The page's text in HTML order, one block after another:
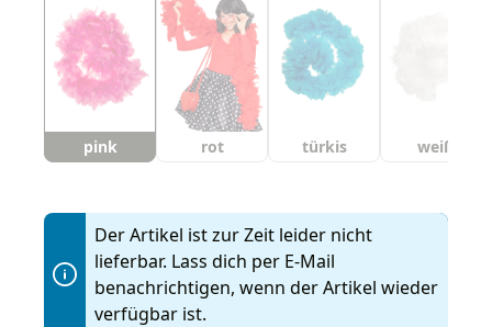
pink rot türkis weiß
Der Artikel ist zur Zeit leider nicht
lieferbar. Lass dich per E-Mail
benachrichtigen, wenn der Artikel wieder
verfügbar ist.